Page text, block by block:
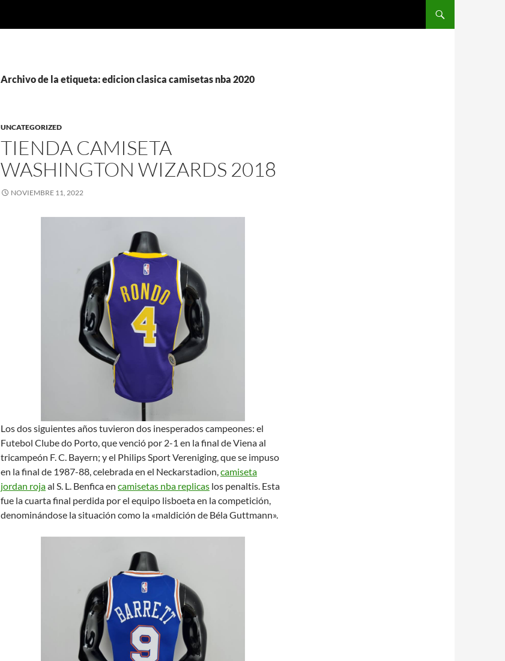
Archivo de la etiqueta: edicion clasica camisetas nba 2020
UNCATEGORIZED
TIENDA CAMISETA
WASHINGTON WIZARDS 2018
NOVIEMBRE 11, 2022
Los dos siguientes años tuvieron dos inesperados campeones: el
Futebol Clube do Porto, que venció por 2-1 en la final de Viena al
tricampeón F. C. Bayern; y el Philips Sport Vereniging, que se impuso
en la final de 1987-88, celebrada en el Neckarstadion,camiseta
jordan rojaal S. L. Benfica en camisetas nba replicas los penaltis. Esta
fue la cuarta final perdida por el equipo lisboeta en la competición,
denominándose la situación como la «maldición de Béla Guttmann».